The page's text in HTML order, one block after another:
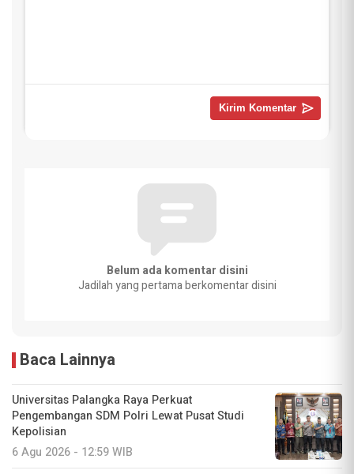
Belum ada komentar disini
Jadilah yang pertama berkomentar disini
Baca Lainnya
Universitas Palangka Raya Perkuat
Pengembangan SDM Polri Lewat Pusat Studi
Kepolisian
6 Agu 2026 - 12:59 WIB